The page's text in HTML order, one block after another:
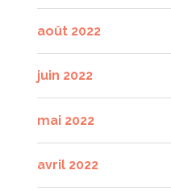
août 2022
juin 2022
mai 2022
avril 2022